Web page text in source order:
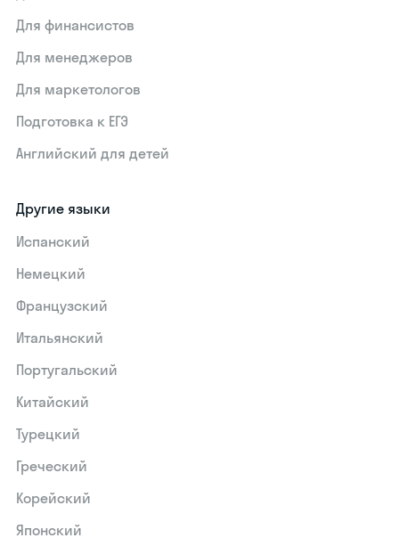
Для финансистов
Для менеджеров
Для маркетологов
Подготовка к ЕГЭ
Английский для детей
Другие языки
Испанский
Немецкий
Французский
Итальянский
Португальский
Китайский
Турецкий
Греческий
Корейский
Японский